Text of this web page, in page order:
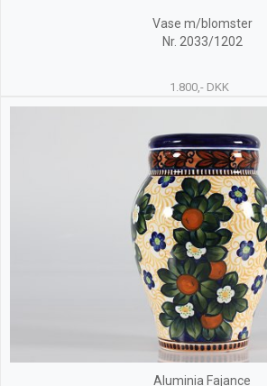
Vase m/blomster
Nr. 2033/1202
1.800,- DKK
Aluminia Fajance